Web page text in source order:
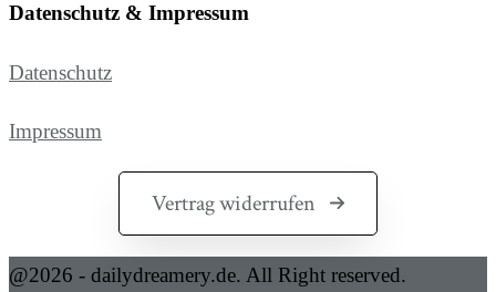
Datenschutz & Impressum
Datenschutz
Impressum
Vertrag widerrufen
@2026 - dailydreamery.de. All Right reserved.